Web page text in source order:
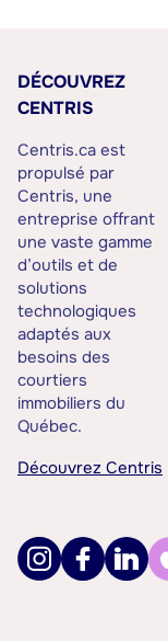
DÉCOUVREZ
CENTRIS
Centris.ca est
propulsé par
Centris, une
entreprise offrant
une vaste gamme
d’outils et de
solutions
technologiques
adaptés aux
besoins des
courtiers
immobiliers du
Québec.
Découvrez Centris